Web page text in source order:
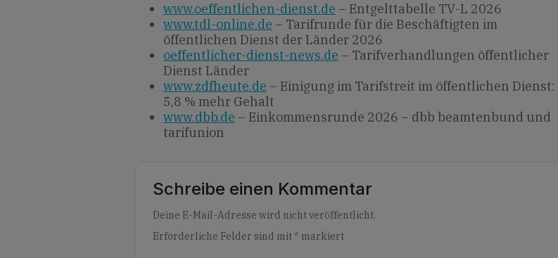
www.oeffentlichen-dienst.de – Entgelttabelle TV-L 2026
www.tdl-online.de – Tarifrunde für die Beschäftigten im
öffentlichen Dienst der Länder 2026
oeffentlicher-dienst-news.de – Tarifverhandlungen öffentlicher
Dienst Länder
www.zdfheute.de – Einigung im Tarifstreit im öffentlichen Dienst:
5,8 % mehr Gehalt
www.dbb.de – Einkommensrunde 2026 – dbb beamtenbund und
tarifunion
Schreibe einen Kommentar
Deine E-Mail-Adresse wird nicht veröffentlicht.
Erforderliche Felder sind mit * markiert
Alternative: